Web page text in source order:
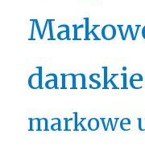
markowe